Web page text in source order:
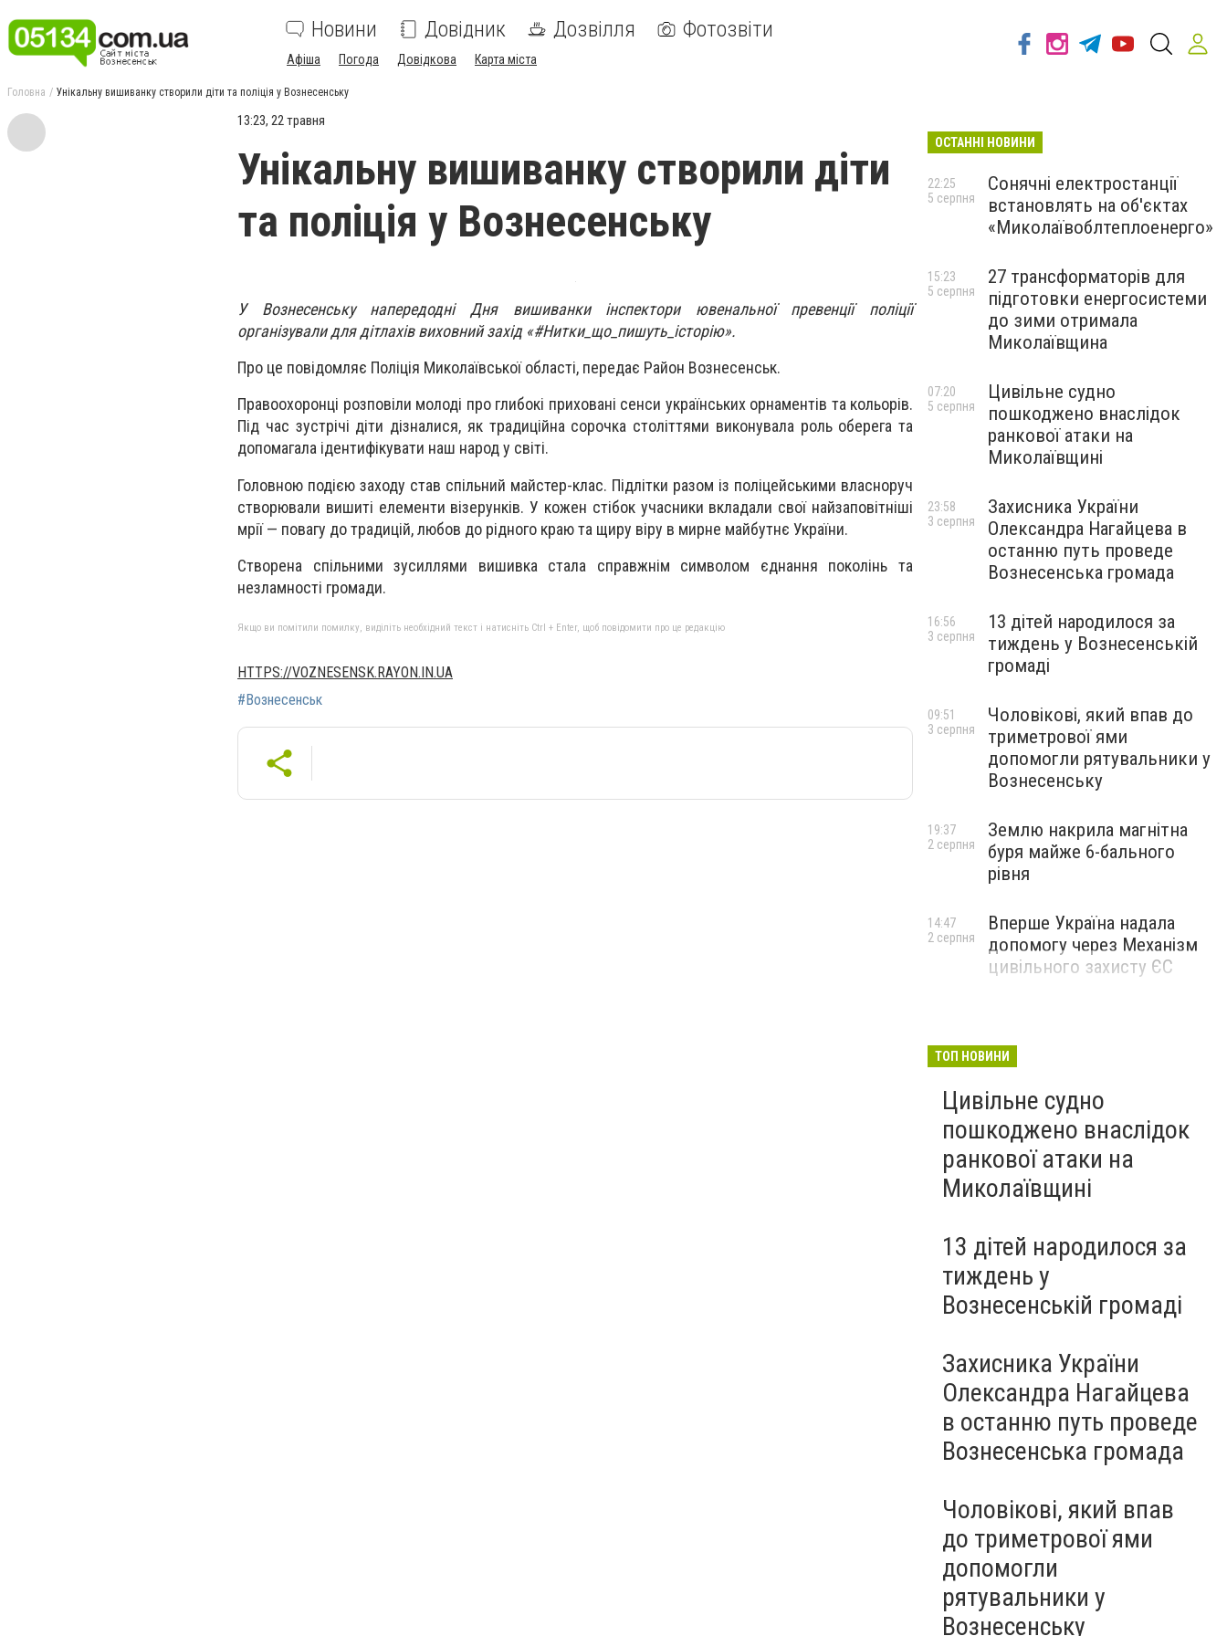
Новини Довідник Дозвілля Фотозвіти
Афіша Погода Довідкова Карта міста
Головна Унікальну вишиванку створили діти та поліція у Вознесенську
13:23, 22 травня
Унікальну вишиванку створили діти
та поліція у Вознесенську
У Вознесенську напередодні Дня вишиванки інспектори ювенальної превенції поліції
організували для дітлахів виховний захід «#Нитки_що_пишуть_історію».
Про це повідомляє Поліція Миколаївської області, передає Район Вознесенськ.
Правоохоронці розповіли молоді про глибокі приховані сенси українських орнаментів та кольорів.
Під час зустрічі діти дізналися, як традиційна сорочка століттями виконувала роль оберега та
допомагала ідентифікувати наш народ у світі.
Головною подією заходу став спільний майстер-клас. Підлітки разом із поліцейськими власноруч
створювали вишиті елементи візерунків. У кожен стібок учасники вкладали свої найзаповітніші
мрії — повагу до традицій, любов до рідного краю та щиру віру в мирне майбутнє України.
Створена спільними зусиллями вишивка стала справжнім символом єднання поколінь та
незламності громади.
Якщо ви помітили помилку, виділіть необхідний текст і натисніть Ctrl + Enter, щоб повідомити про це редакцію
HTTPS://VOZNESENSK.RAYON.IN.UA
#Вознесенськ
ОСТАННІ НОВИНИ
Сонячні електростанції
встановлять на об'єктах
«Миколаївоблтеплоенерго»
22:25
5 серпня
27 трансформаторів для
підготовки енергосистеми
до зими отримала
Миколаївщина
15:23
5 серпня
Цивільне судно
пошкоджено внаслідок
ранкової атаки на
Миколаївщині
07:20
5 серпня
Захисника України
Олександра Нагайцева в
останню путь проведе
Вознесенська громада
23:58
3 серпня
13 дітей народилося за
тиждень у Вознесенській
громаді
16:56
3 серпня
Чоловікові, який впав до
триметрової ями
допомогли рятувальники у
Вознесенську
09:51
3 серпня
Землю накрила магнітна
буря майже 6-бального
рівня
19:37
2 серпня
Вперше Україна надала
допомогу через Механізм
цивільного захисту ЄС
14:47
2 серпня
ТОП НОВИНИ
Цивільне судно
пошкоджено внаслідок
ранкової атаки на
Миколаївщині
13 дітей народилося за
тиждень у
Вознесенській громаді
Захисника України
Олександра Нагайцева
в останню путь проведе
Вознесенська громада
Чоловікові, який впав
до триметрової ями
допомогли
рятувальники у
Вознесенську